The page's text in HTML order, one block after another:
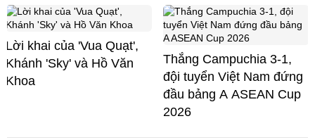
Lời khai của 'Vua Quạt',
Khánh 'Sky' và Hồ Văn
Khoa
Thắng Campuchia 3-1,
đội tuyển Việt Nam đứng
đầu bảng A ASEAN Cup
2026